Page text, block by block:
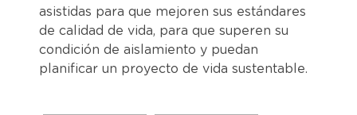
asistidas para que mejoren sus estándares
de calidad de vida, para que superen su
condición de aislamiento y puedan
planificar un proyecto de vida sustentable.